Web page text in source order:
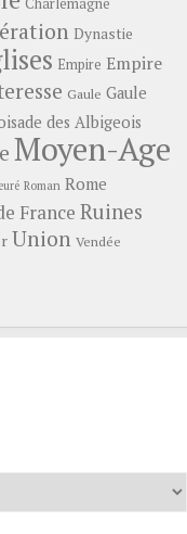
Dynastie
Empire Empire
Gaule Gaule
des Albigeois
Moyen-Age
Roman Rome
France Ruines
Union Vendée